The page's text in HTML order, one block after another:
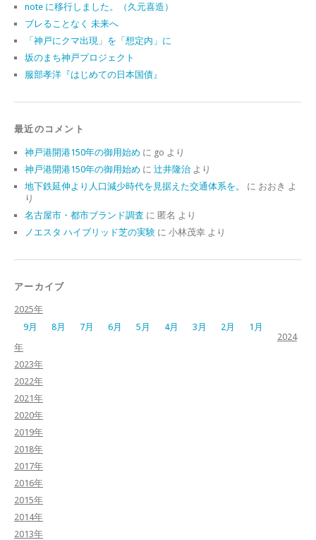
note に移行しました。（久元喜造）
ブレることなく 未来へ
「神戸にクマ出現」を「想定内」に
坂のまち神戸プロジェクト
服部孝洋『はじめての日本国債』
最近のコメント
神戸港開港150年の御用始め に go より
神戸港開港150年の御用始め に 辻井隆治 より
地下鉄延伸より人口減少時代を見据えた交通体系を。
に おおき よ
り
名古屋市・都市ブランド調査 に 匿名 より
ノエスタ ハイブリッド芝の実験 に 小林茂幸 より
アーカイブ
2025年
9月
8月 7月 6月 5月 4月 3月 2月
1月
2024
年
2023年
2022年
2021年
2020年
2019年
2018年
2017年
2016年
2015年
2014年
2013年